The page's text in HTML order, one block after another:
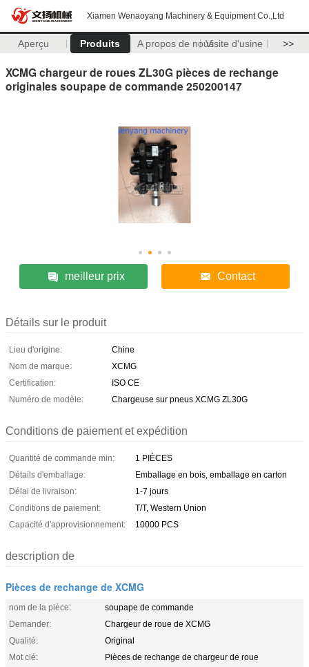
Xiamen Wenaoyang Machinery & Equipment Co.,Ltd
Aperçu Produits A propos de nousVisite d'usine >>
XCMG chargeur de roues ZL30G pièces de rechange
originales soupape de commande 250200147
meilleur prix Contact
Détails sur le produit
Lieu d'origine:
Chine
Nom de marque:
XCMG
Certification:
ISO CE
Numéro de modèle:
Chargeuse sur pneus XCMG ZL30G
Conditions de paiement et expédition
Quantité de commande min:
1 PIÈCES
Détails d'emballage:
Emballage en bois, emballage en carton
Délai de livraison:
1-7 jours
Conditions de paiement:
T/T, Western Union
Capacité d'approvisionnement:
10000 PCS
description de
Pièces de rechange de XCMG
nom de la pièce:
soupape de commande
Demander:
Chargeur de roue de XCMG
Qualité:
Original
Mot clé:
Pièces de rechange de chargeur de roue